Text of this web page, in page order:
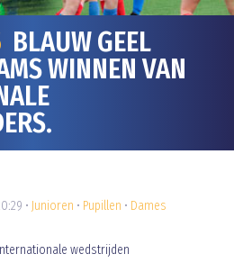
BLAUW GEEL
WINNEN VAN
• Junioren • Pupillen • Dames
wedstrijden